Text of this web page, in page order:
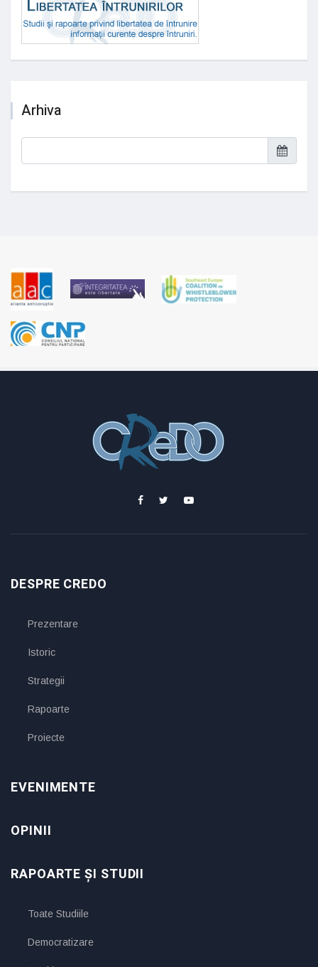
Arhiva
DESPRE CREDO
Prezentare
Istoric
Strategii
Rapoarte
Proiecte
EVENIMENTE
OPINII
RAPOARTE ȘI STUDII
Toate Studiile
Democratizare